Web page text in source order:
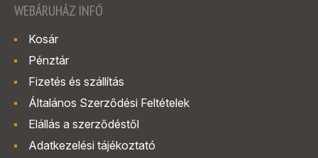
WEBÁRUHÁZ INFÓ
Kosár
Pénztár
Fizetés és szállítás
Általános Szerződési Feltételek
Elállás a szerződéstől
Adatkezelési tájékoztató